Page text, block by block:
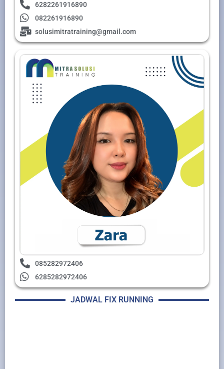
6282261916890
082261916890
solusimitratraining@gmail.com
085282972406
6285282972406
JADWAL FIX RUNNING